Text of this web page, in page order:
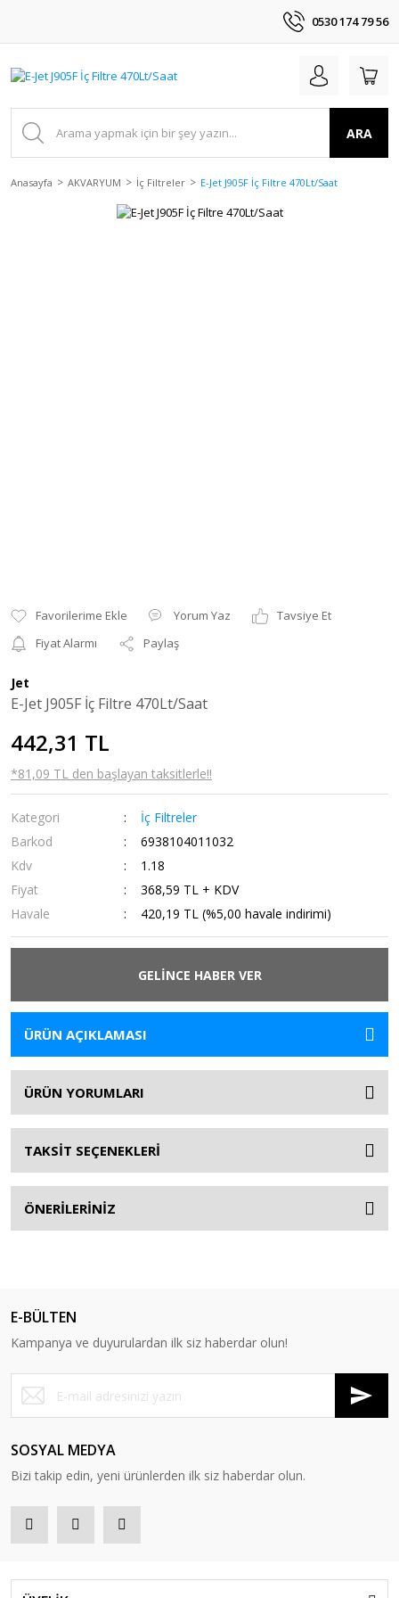
0530 174 79 56
ARA
Anasayfa AKVARYUM İç Filtreler E-Jet J905F İç Filtre 470Lt/Saat
Yorum Yaz
Tavsiye Et
Fiyat Alarmı
Paylaş
Jet
E-Jet J905F İç Filtre 470Lt/Saat
442,31 TL
*81,09 TL den başlayan taksitlerle!!
Kategori
İç Filtreler
Barkod
6938104011032
Kdv
1.18
Fiyat
368,59 TL + KDV
Havale
420,19 TL (%5,00 havale indirimi)
GELİNCE HABER VER
ÜRÜN AÇIKLAMASI
ÜRÜN YORUMLARI
TAKSİT SEÇENEKLERİ
ÖNERİLERİNİZ
E-BÜLTEN
Kampanya ve duyurulardan ilk siz haberdar olun!
SOSYAL MEDYA
Bizi takip edin, yeni ürünlerden ilk siz haberdar olun.